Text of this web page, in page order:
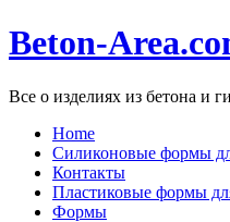
Beton-
Все о изделиях из бетона и
Home
Cиликоновые формы
Контакты
Пластиковые формы
Формы